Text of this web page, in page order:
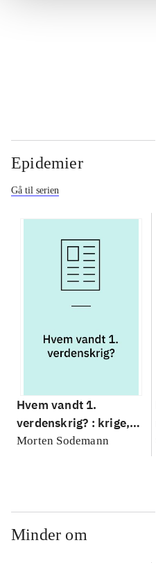
Epidemier
Gå til serien
Hvem vandt 1.
verdenskrig? : krige,
katastrofer og
Morten Sodemann
Minder om